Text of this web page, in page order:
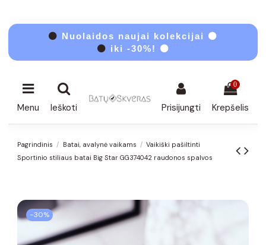
⚫ Nuolaidos naujai kolekcijai ⚫
⚫ iki -30%! ⚫
Menu Ieškoti Prisijungti
0
Krepšelis
Pagrindinis Batai, avalynė vaikams
Vaikiški pašiltinti
Sportinio stiliaus batai Big Star GG374042 raudonos spalvos
−30%